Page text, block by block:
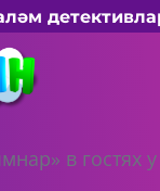
в гостях